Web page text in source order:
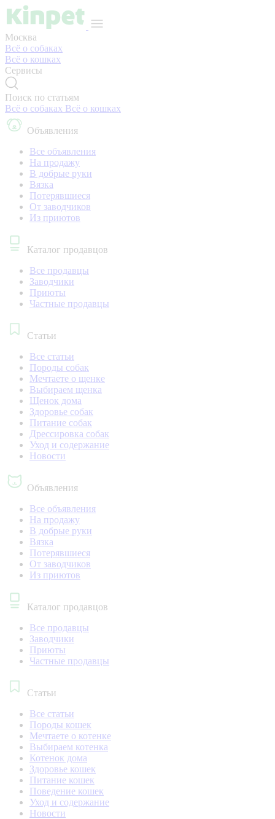
Москва
Всё о собаках
Всё о кошках
Сервисы
Поиск по статьям
Всё о собаках Всё о кошках
Объявления
Все объявления
На продажу
В добрые руки
Вязка
Потерявшиеся
От заводчиков
Из приютов
Каталог продавцов
Все продавцы
Заводчики
Приюты
Частные продавцы
Статьи
Все статьи
Породы собак
Мечтаете о щенке
Выбираем щенка
Щенок дома
Здоровье собак
Питание собак
Дрессировка собак
Уход и содержание
Новости
Объявления
Все объявления
На продажу
В добрые руки
Вязка
Потерявшиеся
От заводчиков
Из приютов
Каталог продавцов
Все продавцы
Заводчики
Приюты
Частные продавцы
Статьи
Все статьи
Породы кошек
Мечтаете о котенке
Выбираем котенка
Котенок дома
Здоровье кошек
Питание кошек
Поведение кошек
Уход и содержание
Новости